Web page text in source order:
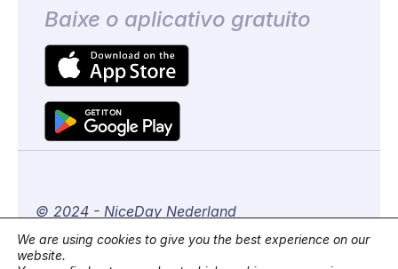
Baixe o aplicativo gratuito
© 2024 - NiceDay Nederland
We are using cookies to give you the best experience on our
website.